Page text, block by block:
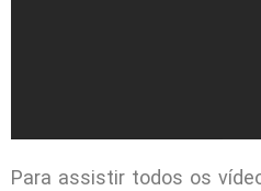
Para assistir todos os